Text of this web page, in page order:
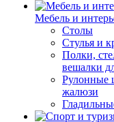
Мебель и
Столы
Стулья и
Полки,
вешалки
Рулонные
жалюзи